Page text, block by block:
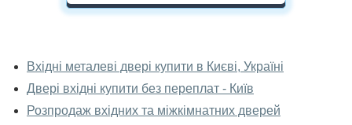
наживо?
Так, можна подивитися двері вхідні у нашому
фірмовому салоні-магазині.
Вхідні металеві двері купити в Києві, Україні
Двері вхідні купити без переплат - Київ
Розпродаж вхідних та міжкімнатних дверей